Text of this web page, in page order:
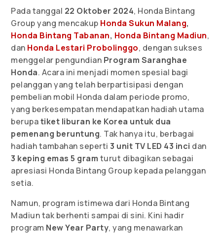
Pada tanggal 22 Oktober 2024, Honda Bintang
Group yang mencakup Honda Sukun Malang,
Honda Bintang Tabanan, Honda Bintang Madiun,
dan Honda Lestari Probolinggo, dengan sukses
menggelar pengundian Program Saranghae
Honda. Acara ini menjadi momen spesial bagi
pelanggan yang telah berpartisipasi dengan
pembelian mobil Honda dalam periode promo,
yang berkesempatan mendapatkan hadiah utama
berupatiket liburan ke Korea untuk dua
pemenang beruntung. Tak hanya itu, berbagai
hadiah tambahan seperti3 unit TV LED 43 inci dan
3 keping emas 5 gram turut dibagikan sebagai
apresiasi Honda Bintang Group kepada pelanggan
setia.
Namun, program istimewa dari Honda Bintang
Madiun tak berhenti sampai di sini. Kini hadir
program New Year Party, yang menawarkan